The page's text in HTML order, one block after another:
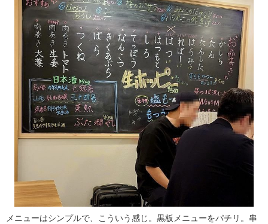
メニューはシンプルで、こういう感じ。黒板メニューをパチリ。串